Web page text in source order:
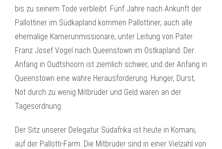
bis zu seinem Tode verbleibt. Fünf Jahre nach Ankunft der
Pallottiner im Südkapland kommen Pallottiner, auch alle
ehemalige Kamerunmissionare, unter Leitung von Pater
Franz Josef Vogel nach Queenstown im Ostkapland. Der
Anfang in Oudtshoorn ist ziemlich schwer, und der Anfang in
Queenstown eine wahre Herausforderung. Hunger, Durst,
Not durch zu wenig Mitbrüder und Geld waren an der
Tagesordnung.
Der Sitz unserer Delegatur Südafrika ist heute in Komani,
auf der Pallotti-Farm. Die Mitbrüder sind in einer Vielzahl von